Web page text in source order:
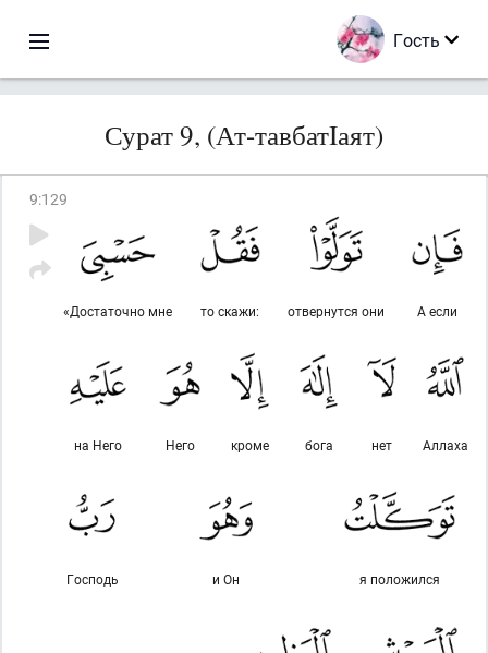
Гость
Сурат 9, (Ат-тавбатIаят)
9:129
А если
отвернутся они
то скажи:
«Достаточно мне
Аллаха
нет
бога
кроме
Него
на Него
я положился
и Он
Господь